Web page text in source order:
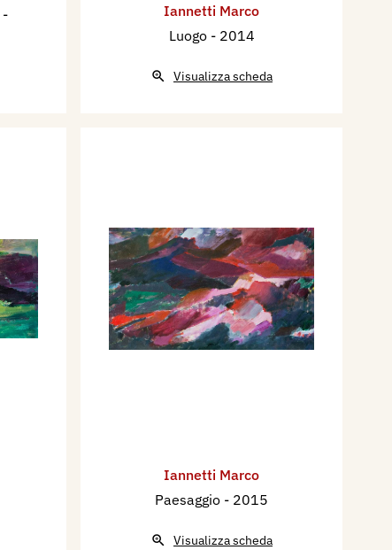
-
Iannetti Marco
Luogo - 2014
Visualizza scheda
Iannetti Marco
Paesaggio - 2015
Visualizza scheda